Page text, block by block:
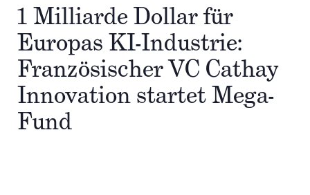
1 Milliarde Dollar für
Europas KI-Industrie:
Französischer VC Cathay
Innovation startet Mega-
Fund